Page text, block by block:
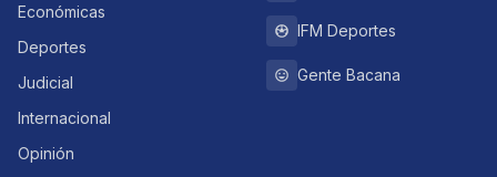
Económicas
Deportes
Judicial
Internacional
Opinión
IFM Deportes
Gente Bacana